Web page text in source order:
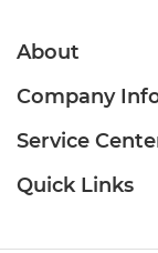
About
Company
Service
Quick Links